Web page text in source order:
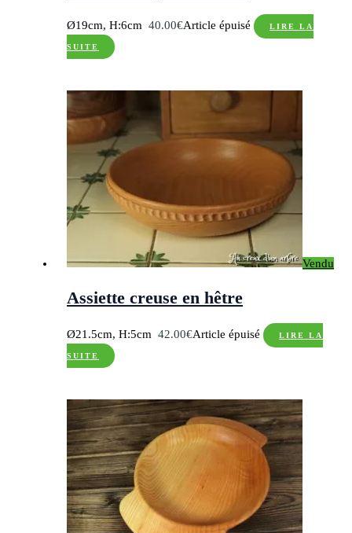
Ø19cm, H:6cm40.00€Article épuisé LIRE LA
SUITE
Vendu
Assiette creuse en hêtre
Ø21.5cm, H:5cm42.00€Article épuisé LIRE LA
SUITE